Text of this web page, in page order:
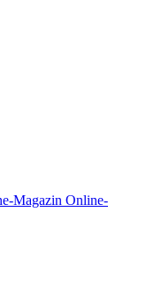
Online-